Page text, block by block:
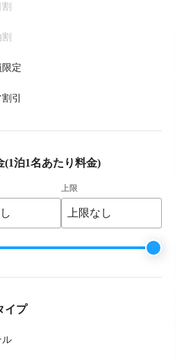
定
引
(1泊1名あたり料金)
上限
イプ
ル